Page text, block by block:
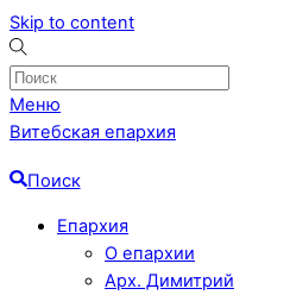
Skip to content
Меню
Витебская епархия
Поиск
Епархия
О епархии
Арх. Димитрий